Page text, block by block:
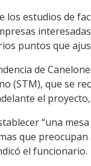
los estudios de
puntos que
de
(STM), que se
el
“una
que
el funcionario.